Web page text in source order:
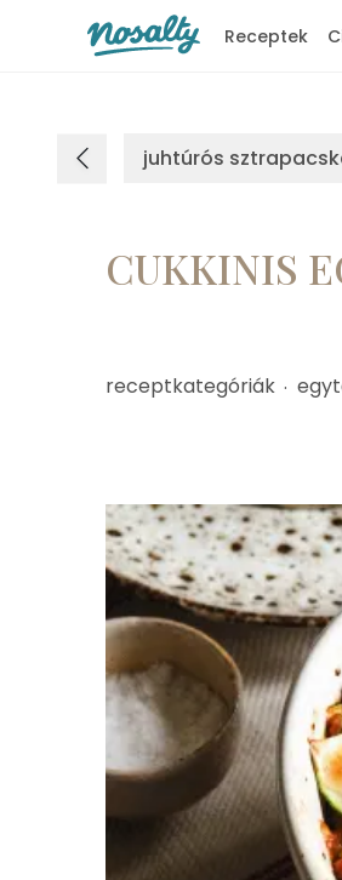
Receptek
juhtúrós
CUKKINIS
receptkategóriák